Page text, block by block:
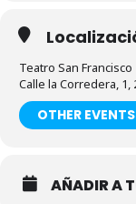
Teatro San Francisco
Calle la Corredera, 1,
OTHER EVENTS
AÑADIR A